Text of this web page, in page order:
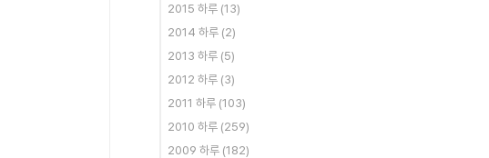
2015 하루 (13)
2014 하루 (2)
2013 하루 (5)
2012 하루 (3)
2011 하루 (103)
2010 하루 (259)
2009 하루 (182)